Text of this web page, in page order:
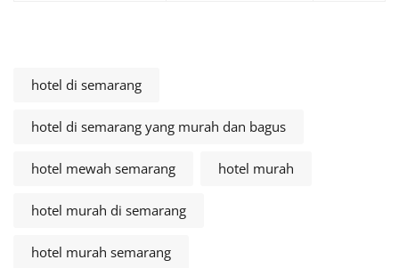
hotel di semarang
hotel di semarang yang murah dan bagus
hotel mewah semarang hotel murah
hotel murah di semarang
hotel murah semarang